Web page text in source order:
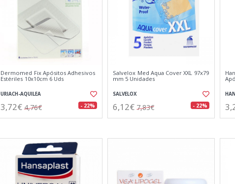
Dermomed Fix Apósitos Adhesivos
Estériles 10x10cm 6 Uds
URIACH-AQUILEA
3,72€ 4,76€ - 22%
Salvelox Med Aqua Cover XXL 97x79
mm 5 Unidades
SALVELOX
6,12€ 7,83€ - 22%